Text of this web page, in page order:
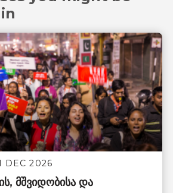
DEC 2026
მშვიდობისა და